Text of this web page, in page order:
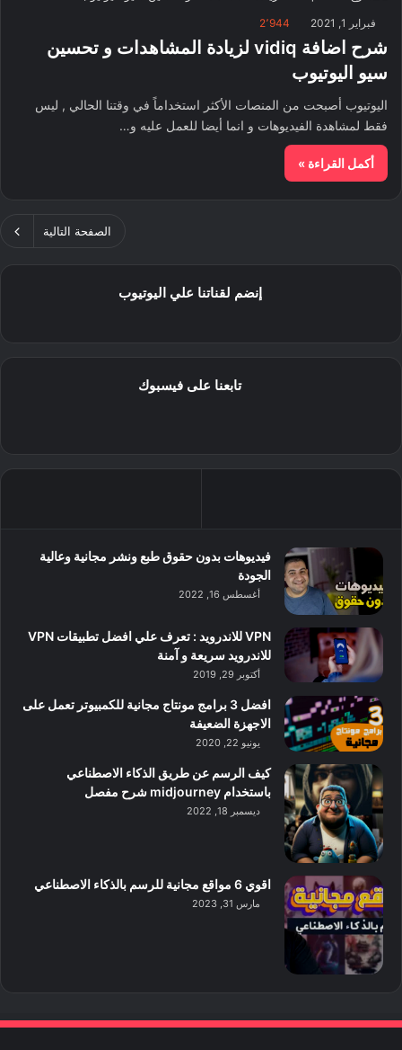
فبراير 1, 2021 2٬944
شرح اضافة vidiq لزيادة المشاهدات و تحسين
سيو اليوتيوب
اليوتيوب أصبحت من المنصات الأكثر استخداماً في وقتنا الحالي , ليس
فقط لمشاهدة الفيديوهات و انما أيضا للعمل عليه و…
أكمل القراءة »
الصفحة التالية
إنضم لقناتنا علي اليوتيوب
تابعنا على فيسبوك
فيديوهات بدون حقوق طبع ونشر مجانية وعالية
الجودة
أغسطس 16, 2022
VPN للاندرويد : تعرف علي افضل تطبيقات VPN
للاندرويد سريعة و آمنة
أكتوبر 29, 2019
افضل 3 برامج مونتاج مجانية للكمبيوتر تعمل على
الاجهزة الضعيفة
يونيو 22, 2020
كيف الرسم عن طريق الذكاء الاصطناعي
باستخدام midjourney شرح مفصل
ديسمبر 18, 2022
اقوي 6 مواقع مجانية للرسم بالذكاء الاصطناعي
مارس 31, 2023